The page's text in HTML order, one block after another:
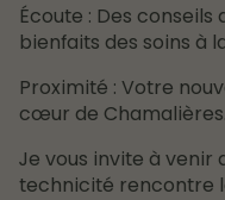
Écoute : Des
bienfaits des soins à
Proximité : Votre
cœur de Chamalières.
Je vous invite à venir
technicité rencontre